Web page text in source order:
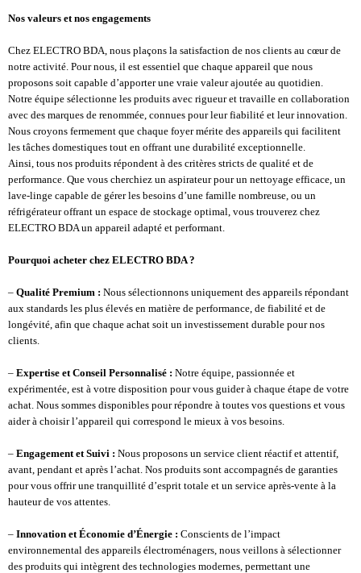
Nos valeurs et nos engagements
Chez ELECTRO BDA, nous plaçons la satisfaction de nos clients au cœur de
notre activité. Pour nous, il est essentiel que chaque appareil que nous
proposons soit capable d’apporter une vraie valeur ajoutée au quotidien.
Notre équipe sélectionne les produits avec rigueur et travaille en collaboration
avec des marques de renommée, connues pour leur fiabilité et leur innovation.
Nous croyons fermement que chaque foyer mérite des appareils qui facilitent
les tâches domestiques tout en offrant une durabilité exceptionnelle.
Ainsi, tous nos produits répondent à des critères stricts de qualité et de
performance. Que vous cherchiez un aspirateur pour un nettoyage efficace, un
lave-linge capable de gérer les besoins d’une famille nombreuse, ou un
réfrigérateur offrant un espace de stockage optimal, vous trouverez chez
ELECTRO BDA un appareil adapté et performant.
Pourquoi acheter chez ELECTRO BDA ?
– Qualité Premium : Nous sélectionnons uniquement des appareils répondant
aux standards les plus élevés en matière de performance, de fiabilité et de
longévité, afin que chaque achat soit un investissement durable pour nos
clients.
– Expertise et Conseil Personnalisé : Notre équipe, passionnée et
expérimentée, est à votre disposition pour vous guider à chaque étape de votre
achat. Nous sommes disponibles pour répondre à toutes vos questions et vous
aider à choisir l’appareil qui correspond le mieux à vos besoins.
– Engagement et Suivi : Nous proposons un service client réactif et attentif,
avant, pendant et après l’achat. Nos produits sont accompagnés de garanties
pour vous offrir une tranquillité d’esprit totale et un service après-vente à la
hauteur de vos attentes.
– Innovation et Économie d’Énergie : Conscients de l’impact
environnemental des appareils électroménagers, nous veillons à sélectionner
des produits qui intègrent des technologies modernes, permettant une